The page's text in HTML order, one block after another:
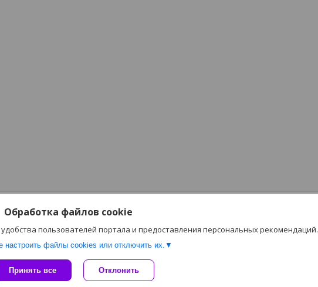
Сайт создан на платформе Deal.by
Политика обработки файлов cookies
Обработка файлов cookie
пользователей портала и предоставления персональных рекомендаций.
настроить файлы cookies или отключить их.
Принять все Отклонить